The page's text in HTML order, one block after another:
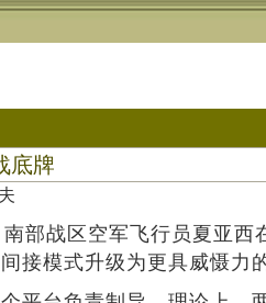
底牌
部战区空军飞行员夏亚西
接模式升级为更具威慑力